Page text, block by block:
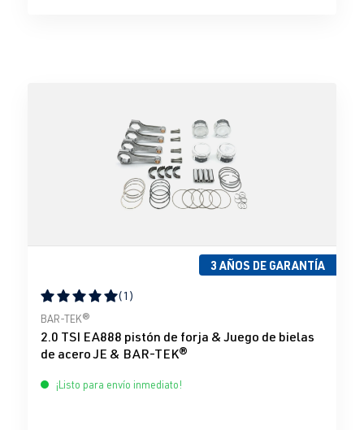
3 AÑOS DE GARANTÍA
Calificación promedio de 5 de 5 estrellas
(1)
BAR-TEK®
2.0 TSI EA888 pistón de forja & Juego de bielas
de acero JE & BAR-TEK®
¡Listo para envío inmediato!